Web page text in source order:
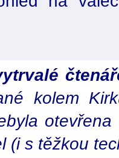
kolem
(i s těžkou